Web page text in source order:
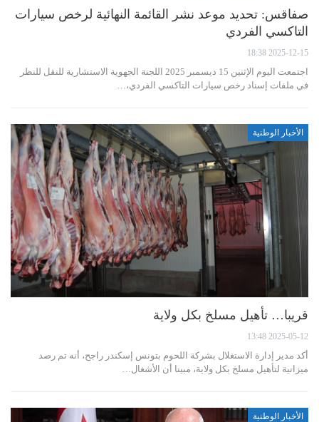
صفاقس: تحديد موعد نشر القائمة النهائية لرخص سيارات
التاكسي الفردي
2025-12-15 18:38
اجتمعت اليوم الإثنين 15 ديسمبر 2025 اللجنة الجهوية الاستشارية للنقل للنظر
في ملفات إسناد رخص سيارات التاكسي الفردي،…
الأخبار الوطنية
قريبا… تأهيل مسلخ بكل ولاية
2025-05-12 13:48
أكد مدير إدارة الاستغلال بشركة اللحوم بتونس إسكندر راجح، أنه تم رصد
ميزانية لتأهيل مسلخ بكل ولاية، مبينا أن الأشغال…
الأخبار الوطنية